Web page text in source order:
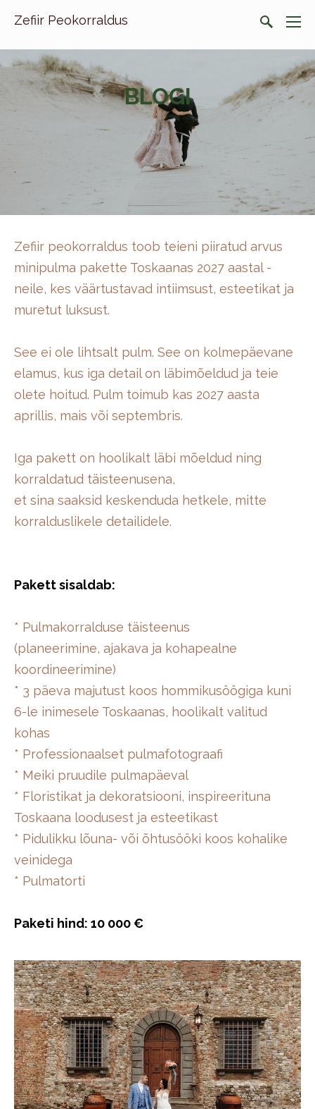
Zefiir Peokorraldus
BLOGI
.
Zefiir peokorraldus toob teieni piiratud arvus
minipulma pakette Toskaanas 2027 aastal -
neile, kes väärtustavad intiimsust, esteetikat ja
muretut luksust.
See ei ole lihtsalt pulm. See on kolmepäevane
elamus, kus iga detail on läbimõeldud ja teie
olete hoitud. Pulm toimub kas 2027 aasta
aprillis, mais või septembris.
Iga pakett on hoolikalt läbi mõeldud ning
korraldatud täisteenusena,
et sina saaksid keskenduda hetkele, mitte
korralduslikele detailidele.
Pakett sisaldab:
* Pulmakorralduse täisteenus
(planeerimine, ajakava ja kohapealne
koordineerimine)
* 3 päeva majutust koos hommikusöögiga kuni
6-le inimesele Toskaanas, hoolikalt valitud
kohas
* Professionaalset pulmafotograafi
* Meiki pruudile pulmapäeval
* Floristikat ja dekoratsiooni, inspireerituna
Toskaana loodusest ja esteetikast
* Pidulikku lõuna- või õhtusööki koos kohalike
veinidega
* Pulmatorti
Paketi hind: 10 000 €